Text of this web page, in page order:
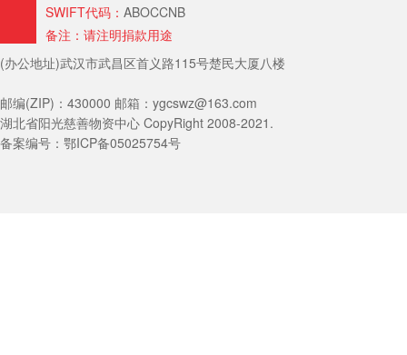
SWIFT代码： ABOCCNB
备注：请注明捐款用途
(办公地址)武汉市武昌区首义路115号楚民大厦八楼
邮编(ZIP)：430000 邮箱：ygcswz@163.com
湖北省阳光慈善物资中心 CopyRight 2008-2021.
备案编号：鄂ICP备05025754号